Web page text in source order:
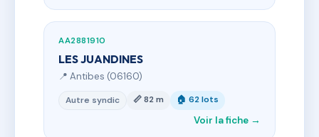
AA2881910
LES JUANDINES
📍 Antibes (06160)
Autre syndic 📏 82 m 🏠 62 lots
Voir la fiche →